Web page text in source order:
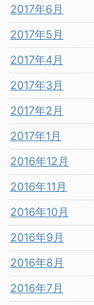
2017年6月
2017年5月
2017年4月
2017年3月
2017年2月
2017年1月
2016年12月
2016年11月
2016年10月
2016年9月
2016年8月
2016年7月